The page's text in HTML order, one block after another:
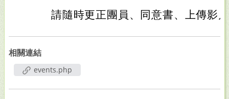
請隨時更正團員、同意書、上傳影
相關連結
events.php